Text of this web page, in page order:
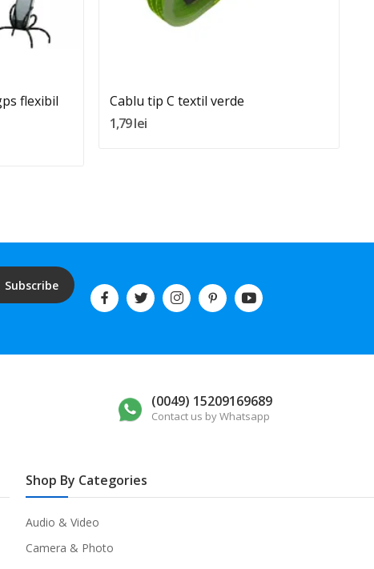
flexibil
Quantity:
Cablu tip C textil verde
1,79 lei
Subscribe
(0049) 15209169689
Contact us by Whatsapp
Shop By Categories
Audio & Video
Camera & Photo